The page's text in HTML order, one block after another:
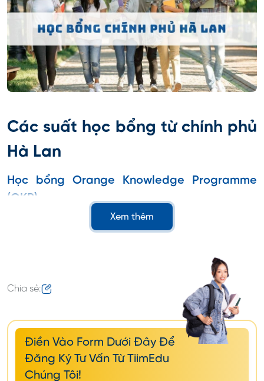
Các suất học bổng từ chính phủ
Hà Lan
Học bổng Orange Knowledge Programme
(OKP)
Học bổng OKP do Bộ Ngoại giao tại Hà Lan tài trợ.
nâng cao năng lực, kiến thức của cá nhân cũng
Giá trị và đối tượng sinh viên được hưởng suất học
bổng này bao gồm:
Đối tượng
Xem thêm
Chia sẻ:
Điền Vào Form Dưới Đây Để
Đăng Ký Tư Vấn Từ TiimEdu
Chúng Tôi!